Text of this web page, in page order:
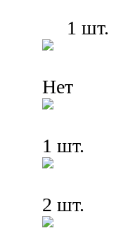
1 шт.
Нет
1 шт.
2 шт.